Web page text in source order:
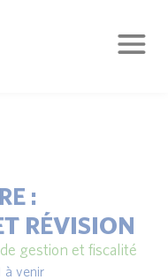
:
RÉVISION
gestion et fiscalité
venir